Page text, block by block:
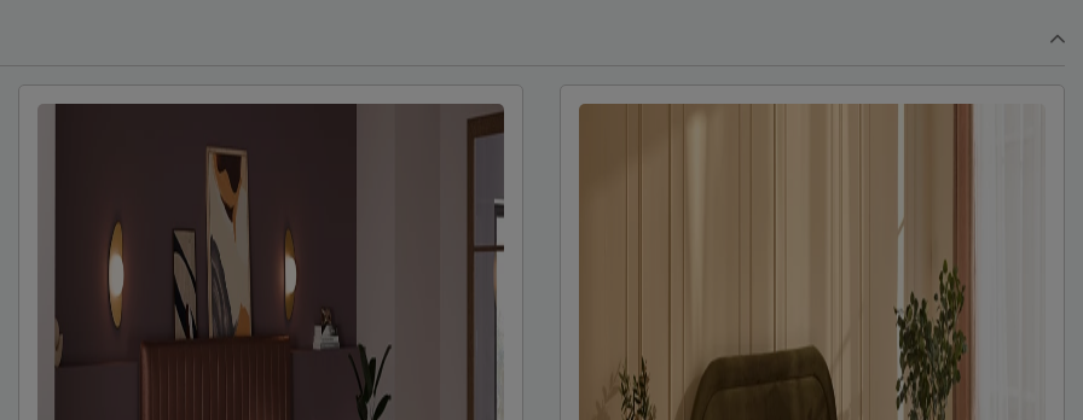
(opberg)bedden
wereld om je heen. Van
én schoon houden.
bij het kopje ‘Goed om
Naam
Beter Bed B.V.